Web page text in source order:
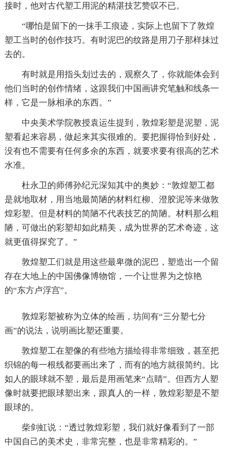
接时，他对古代塑工用泥的精湛技艺赞叹不已。
“哪怕是留下的一抹手工痕迹，实际上也留下了敦煌
塑工当时的创作技巧。有时泥巴的纹路是用刀子那样抹过
去的。
有时就是用指头划过去的，观察久了，你就能体会到
他们当时的创作情绪，这跟我们中国画讲究笔触和线条一
样，它是一脉相承的东西。”
中央美术学院教授袁运生提到，敦煌彩塑是泥塑，泥
塑看起来容易，做起来其实很难的。要把握得恰到好处，
没有也不需要有任何多余的东西，就要求要有很高的艺术
水准。
杜永卫的师傅孙纪元深知其中的奥妙：“敦煌塑工都
是就地取材，用当地最简陋的材料红柳、澄胶泥等来做敦
煌彩塑。但是材料的简陋不代表技艺的简陋。材料那么粗
陋，可做出的彩塑却如此精美，成为世界的艺术奇迹，这
就更值得探究了。”
敦煌塑工们就是用这些最卑微的泥巴，塑造出一个留
存在大地上的中国佛像博物馆，一个让世界为之惊艳
的“东方卢浮宫”。
敦煌彩塑被称为立体的绘画，坊间有“三分塑七分
画”的说法，说明画比塑还重要。
敦煌塑工在塑像的有些地方描绘得非常细致，甚至把
织锦的每一根线都要画出来了，而有的地方就很简约。比
如人的眼球就不塑，最后是用画笔来“点睛”。但西方人塑
像时就要把眼球塑出来，跟真人的一样，敦煌彩塑是不塑
眼球的。
柴剑虹说：“透过敦煌彩塑，我们就好像看到了一部
中国自己的美术史，非常完整，也是非常精彩的。”